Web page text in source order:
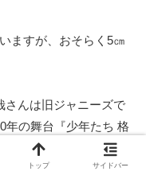
ますが、おそらく5㎝
さんは旧ジャニーズで
年の舞台『少年たち 格
が声をかえたそう。
トップ サイドバー